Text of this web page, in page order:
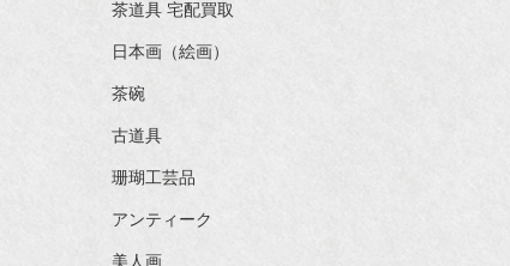
茶道具 宅配買取
日本画（絵画）
茶碗
古道具
珊瑚工芸品
アンティーク
美人画